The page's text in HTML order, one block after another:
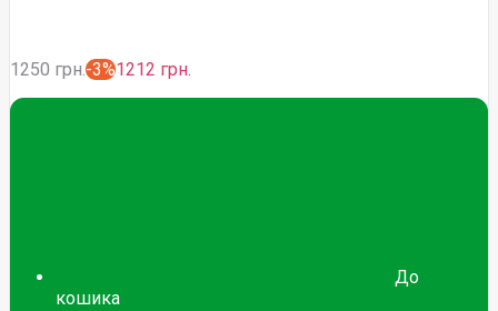
1250 грн.-3%1212 грн.
До
кошика